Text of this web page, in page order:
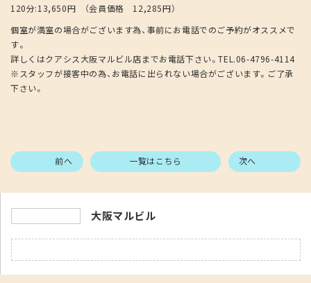
120分:13,650円 （会員価格 12,285円）
個室が満室の場合がございます為、事前にお電話でのご予約がオススメで
す。
詳しくはクアシス大阪マルビル店までお電話下さい。TEL.06-4796-4114
※スタッフが接客中の為、お電話に出られない場合がございます。ご了承
下さい。
前へ 一覧はこちら 次へ
大阪マルビル